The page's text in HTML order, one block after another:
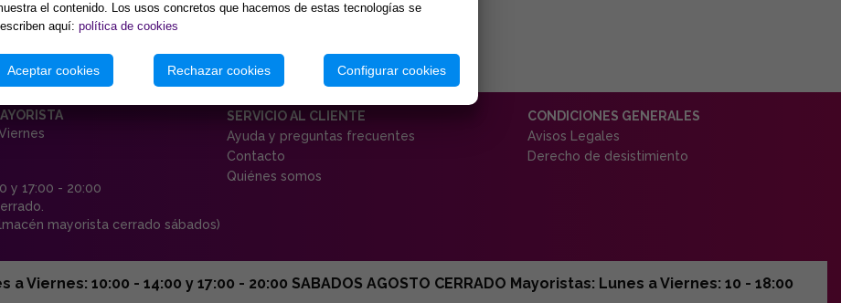
y 17:00 - 20:00
mayorista cerrado sábados)
SERVICIO AL CLIENTE
Ayuda y preguntas frecuentes
Contacto
Quiénes somos
CONDICIONES GENERALES
Avisos Legales
Derecho de desistimiento
a Viernes: 10:00 - 14:00 y 17:00 - 20:00 SABADOS AGOSTO CERRADO Mayoristas: Lunes a Viernes: 10 - 18:00
el contenido. Los usos concretos que hacemos de estas tecnologías se
aquí: política de cookies
Aceptar cookies Rechazar cookies Configurar cookies